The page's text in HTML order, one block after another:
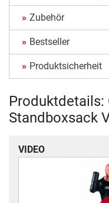
Zubehör
Bestseller
Produktsicherheit
Produktdetails:
Standboxsack
VIDEO